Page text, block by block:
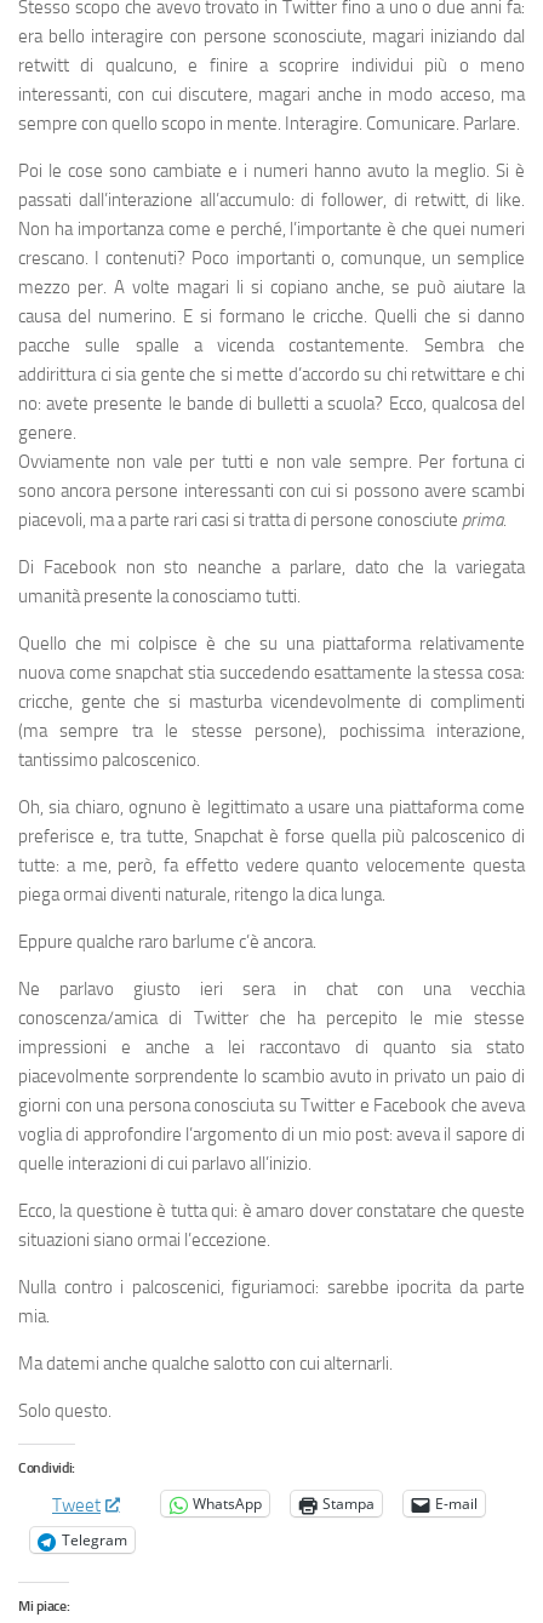
Stesso scopo che avevo trovato in Twitter fino a uno o due anni fa:
era bello interagire con persone sconosciute, magari iniziando dal
retwitt di qualcuno, e finire a scoprire individui più o meno
interessanti, con cui discutere, magari anche in modo acceso, ma
sempre con quello scopo in mente. Interagire. Comunicare. Parlare.
Poi le cose sono cambiate e i numeri hanno avuto la meglio. Si è
passati dall’interazione all’accumulo: di follower, di retwitt, di like.
Non ha importanza come e perché, l’importante è che quei numeri
crescano. I contenuti? Poco importanti o, comunque, un semplice
mezzo per. A volte magari li si copiano anche, se può aiutare la
causa del numerino. E si formano le cricche. Quelli che si danno
pacche sulle spalle a vicenda costantemente. Sembra che
addirittura ci sia gente che si mette d’accordo su chi retwittare e chi
no: avete presente le bande di bulletti a scuola? Ecco, qualcosa del
genere.
Ovviamente non vale per tutti e non vale sempre. Per fortuna ci
sono ancora persone interessanti con cui si possono avere scambi
piacevoli, ma a parte rari casi si tratta di persone conosciute prima.
Di Facebook non sto neanche a parlare, dato che la variegata
umanità presente la conosciamo tutti.
Quello che mi colpisce è che su una piattaforma relativamente
nuova come snapchat stia succedendo esattamente la stessa cosa:
cricche, gente che si masturba vicendevolmente di complimenti
(ma sempre tra le stesse persone), pochissima interazione,
tantissimo palcoscenico.
Oh, sia chiaro, ognuno è legittimato a usare una piattaforma come
preferisce e, tra tutte, Snapchat è forse quella più palcoscenico di
tutte: a me, però, fa effetto vedere quanto velocemente questa
piega ormai diventi naturale, ritengo la dica lunga.
Eppure qualche raro barlume c’è ancora.
Ne parlavo giusto ieri sera in chat con una vecchia
conoscenza/amica di Twitter che ha percepito le mie stesse
impressioni e anche a lei raccontavo di quanto sia stato
piacevolmente sorprendente lo scambio avuto in privato un paio di
giorni con una persona conosciuta su Twitter e Facebook che aveva
voglia di approfondire l’argomento di un mio post: aveva il sapore di
quelle interazioni di cui parlavo all’inizio.
Ecco, la questione è tutta qui: è amaro dover constatare che queste
situazioni siano ormai l’eccezione.
Nulla contro i palcoscenici, figuriamoci: sarebbe ipocrita da parte
mia.
Ma datemi anche qualche salotto con cui alternarli.
Solo questo.
Condividi:
Tweet WhatsApp Stampa
E-mail
Telegram
Mi piace: